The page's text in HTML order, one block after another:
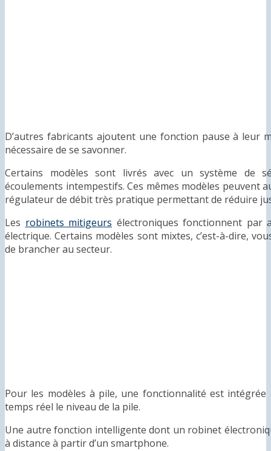
D’autres fabricants ajoutent une fonction pause à leur
nécessaire de se savonner.
Certains modèles sont livrés avec un système de
écoulements intempestifs. Ces mêmes modèles peuvent
régulateur de débit très pratique permettant de réduire
Les robinets mitigeurs électroniques fonctionnent par
électrique. Certains modèles sont mixtes, c’est-à-dire,
de brancher au secteur.
Pour les modèles à pile, une fonctionnalité est
temps réel le niveau de la pile.
Une autre fonction intelligente dont un robinet
à distance à partir d’un smartphone.